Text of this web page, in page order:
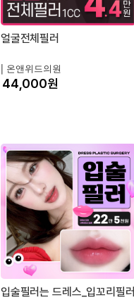
얼굴전체필러
| 온앤위드의원
원
입술필러는 드레스_입꼬리필러